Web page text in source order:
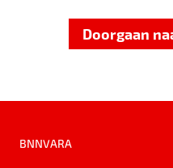
Doorgaan
BNNVARA